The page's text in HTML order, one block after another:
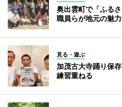
奥出雲町で「ふる
職員らが地元の魅
見る・遊ぶ
加茂古大寺踊り保
練習重ねる